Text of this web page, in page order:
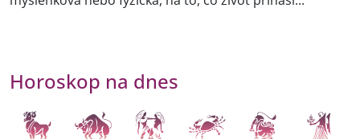
Horoskop na dnes